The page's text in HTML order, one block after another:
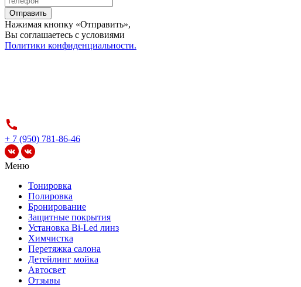
Отправить
Нажимая кнопку «Отправить»,
Вы соглашаетесь c условиями
Политики конфиденциальности.
+ 7 (950) 781-86-46
Меню
Тонировка
Полировка
Бронирование
Защитные покрытия
Установка Bi-Led линз
Химчистка
Перетяжка салона
Детейлинг мойка
Автосвет
Отзывы